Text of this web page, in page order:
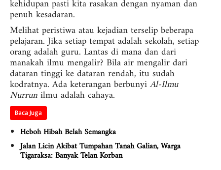
kehidupan pasti kita rasakan dengan nyaman dan
penuh kesadaran.
Melihat peristiwa atau kejadian terselip beberapa
pelajaran. Jika setiap tempat adalah sekolah, setiap
orang adalah guru. Lantas di mana dan dari
manakah ilmu mengalir? Bila air mengalir dari
dataran tinggi ke dataran rendah, itu sudah
kodratnya. Ada keterangan berbunyiAl-Ilmu
Nurrunilmu adalah cahaya.
Baca Juga
Heboh Hibah Belah Semangka
Jalan Licin Akibat Tumpahan Tanah Galian, Warga
Tigaraksa: Banyak Telan Korban